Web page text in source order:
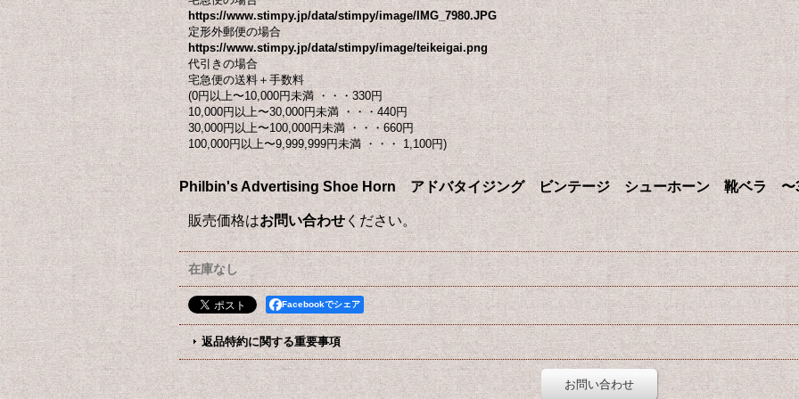
https://www.stimpy.jp/data/stimpy/image/IMG_7980.JPG
定形外郵便の場合
https://www.stimpy.jp/data/stimpy/image/teikeigai.png
代引きの場合
宅急便の送料＋手数料
(0円以上〜10,000円未満 ・・・330円
10,000円以上〜30,000円未満 ・・・440円
30,000円以上〜100,000円未満 ・・・660円
100,000円以上〜9,999,999円未満 ・・・ 1,100円)
Philbin's Advertising Shoe Horn アドバタイジング ビンテージ シューホーン 靴ベラ 〜
販売価格はお問い合わせ ください。
在庫なし
Facebookでシェア
返品特約に関する重要事項
お問い合わせ